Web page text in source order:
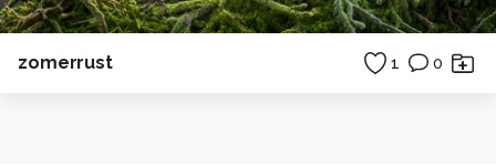
zomerrust 1 0